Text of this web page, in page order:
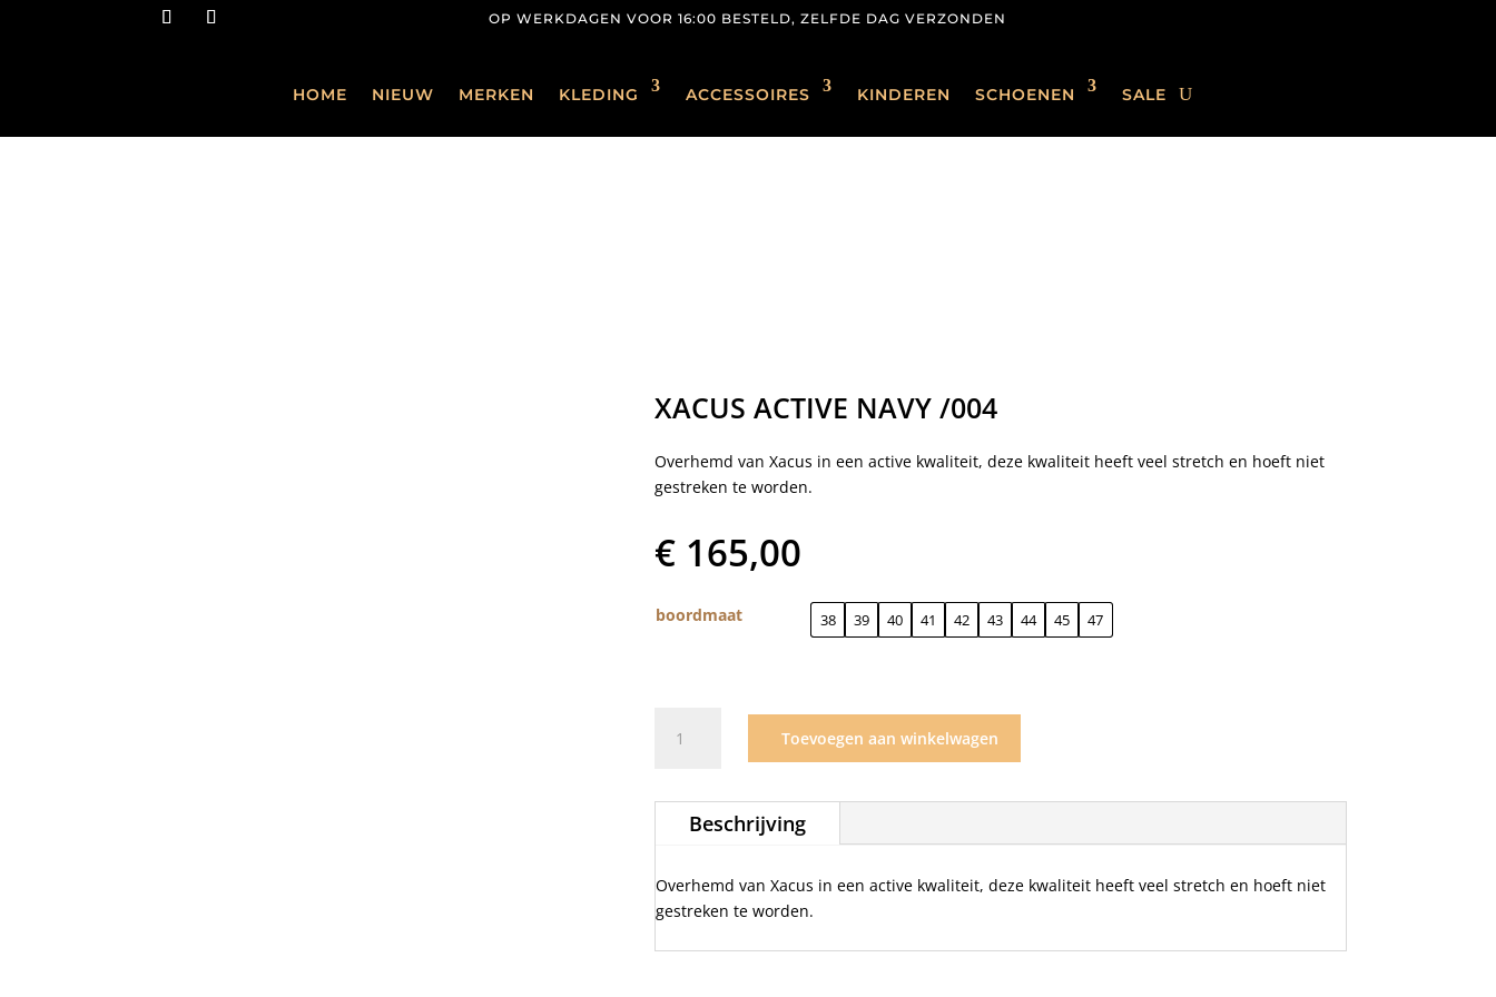
OP WERKDAGEN VOOR 16:00 BESTELD, ZELFDE DAG VERZONDEN
HOME NIEUW MERKEN KLEDING ACCESSOIRES KINDEREN SCHOENEN SALE
XACUS ACTIVE NAVY /004
Overhemd van Xacus in een active kwaliteit, deze kwaliteit heeft veel stretch en hoeft niet
gestreken te worden.
€ 165,00
boordmaat 38 39 40 41 42 43 44 45 47
Active
aantal
Toevoegen aan winkelwagen
Beschrijving
Overhemd van Xacus in een active kwaliteit, deze kwaliteit heeft veel stretch en hoeft niet
gestreken te worden.